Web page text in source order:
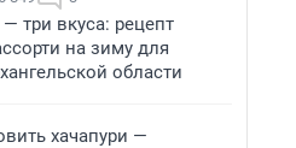
три вкуса: рецепт
на зиму для
области
хачапури —